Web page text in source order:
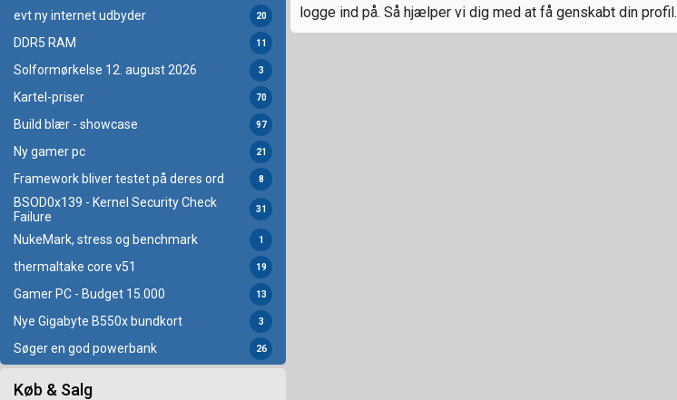
evt ny internet udbyder 20
DDR5 RAM 11
Solformørkelse 12. august 2026 3
Kartel-priser 70
Build blær - showcase 97
Ny gamer pc 21
Framework bliver testet på deres ord 8
BSOD0x139 - Kernel Security Check
Failure
31
NukeMark, stress og benchmark 1
thermaltake core v51 19
Gamer PC - Budget 15.000 13
Nye Gigabyte B550x bundkort 3
Søger en god powerbank 26
Køb & Salg
logge ind på. Så hjælper vi dig med at få genskabt din profil.